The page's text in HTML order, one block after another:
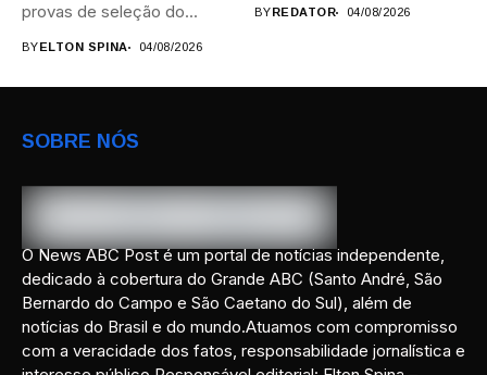
provas de seleção do...
BY ELTON SPINA 04/08/2026
BY REDATOR 04/08/2026
SOBRE NÓS
O News ABC Post é um portal de notícias independente,
dedicado à cobertura do Grande ABC (Santo André, São
Bernardo do Campo e São Caetano do Sul), além de
notícias do Brasil e do mundo.Atuamos com compromisso
com a veracidade dos fatos, responsabilidade jornalística e